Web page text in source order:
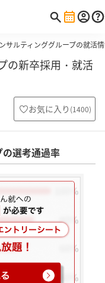
サルティンググループの就活
の新卒採用・就活
お気に入り (1400)
選考通過率